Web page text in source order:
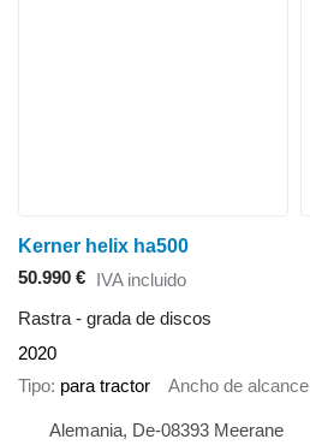
Kerner helix ha500
50.990 € IVA incluido
Rastra - grada de discos
2020
Tipo para tractor Ancho de alcance
Alemania, De-08393 Meerane